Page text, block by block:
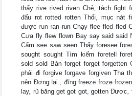
thấy rive rived riven Chẻ, tách fight
đấu rot rotted rotten Thối, mục nát
được run ran run Chạy flee fled fled
Cưa fly flew flown Bay say said said
Cấm see saw seen Thấy foresee
sought sought Tìm kiếm foretell
sold sold Bán forget forget forgetten
phải đi forgive forgave forgiven Tha
nên Đơng lại , đĩng freeze froze
lay, rũ băng get got got, gotten Được,